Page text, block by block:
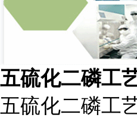
五硫化二磷工
五硫化二磷工